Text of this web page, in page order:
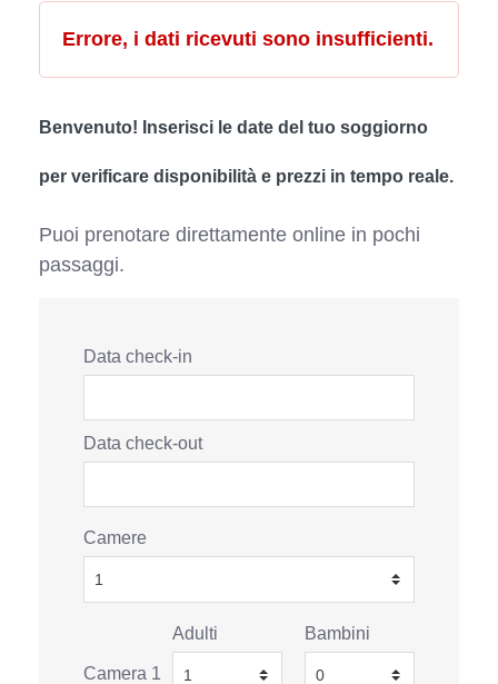
Errore, i dati ricevuti sono insufficienti.
Benvenuto! Inserisci le date del tuo soggiorno
per verificare disponibilità e prezzi in tempo reale.
Puoi prenotare direttamente online in pochi
passaggi.
Data check-in
Data check-out
Camere
Camera 1
Adulti Bambini